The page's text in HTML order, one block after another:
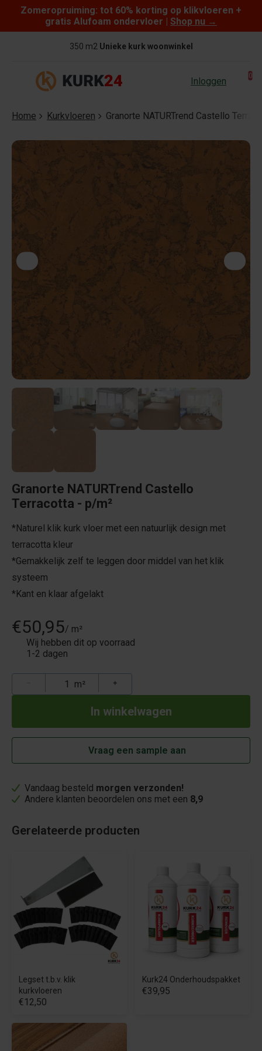
Skip to content
Zomeropruiming: tot 60% korting op klikvloeren +
gratis Alufoam ondervloer | Shop nu →
350 m2 Unieke kurk woonwinkel
Inloggen 0
Home Kurkvloeren Granorte NATURTrend Castello
Granorte NATURTrend Castello
Terracotta - p/m²
*Naturel klik kurk vloer met een natuurlijk design met
terracotta kleur
*Gemakkelijk zelf te leggen door middel van het klik
systeem
*Kant en klaar afgelakt
€50,95/ m²
Wij hebben dit op voorraad
1-2 dagen
m² +
Vraag een sample aan
Vandaag besteld morgen verzonden!
Andere klanten beoordelen ons met een 8,9
Gerelateerde producten
Legset t.b.v. klik
kurkvloeren
€12,50
Kurk24 Onderhoudspakket
€39,95